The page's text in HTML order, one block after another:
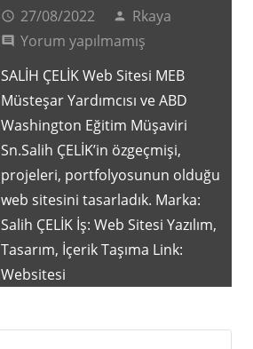
access_time 27/08/2022 person Rkaya
comment
Yorum yapılmamış
SALİH ÇELİK Web Sitesi MEB
Müsteşar Yardımcısı ve ABD
Washington Eğitim Müşaviri
Sn.Salih ÇELİK’in özgeçmişi,
projeleri, portfolyosunun olduğu
web sitesini tasarladık. Marka:
Salih ÇELİK İş: Web Sitesi Yazılım,
Tasarım, İçerik Taşıma Link:
Websitesi